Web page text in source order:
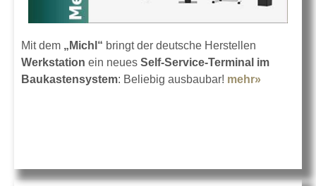
Mit dem „Michl“ bringt der deutsche Herstellen
Werkstation ein neues Self-Service-Terminal im
Baukastensystem: Beliebig ausbaubar! mehr»